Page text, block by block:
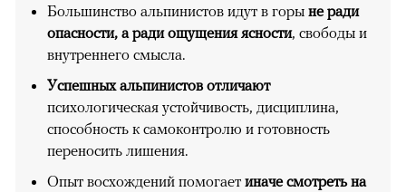
Большинство альпинистов идут в горы не ради
опасности, а ради ощущения ясности, свободы и
внутреннего смысла.
Успешных альпинистов отличают
психологическая устойчивость, дисциплина,
способность к самоконтролю и готовность
переносить лишения.
Опыт восхождений помогает иначе смотреть на